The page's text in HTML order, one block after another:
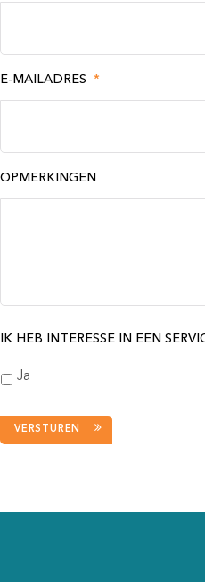
E-MAILADRES *
OPMERKINGEN
IK HEB INTERESSE IN EEN
Ja
VERSTUREN